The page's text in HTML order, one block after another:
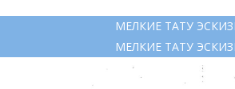
МЕЛКИЕ ТАТУ
МЕЛКИЕ ТАТУ